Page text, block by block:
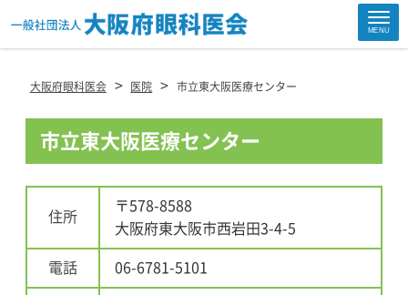
MENU
大阪府眼科医会 > 医院 > 市立東大阪医療センター
市立東大阪医療センター
住所
〒578-8588
大阪府東大阪市西岩田3-4-5
電話 06-6781-5101
Site
Footer